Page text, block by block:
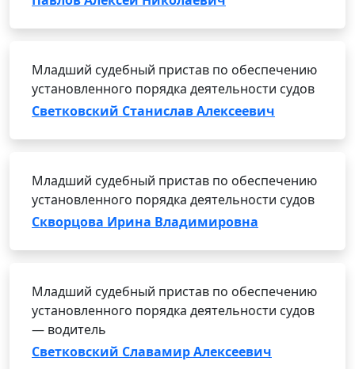
Младший судебный пристав по обеспечению
установленного порядка деятельности судов
Светковский Станислав Алексеевич
Младший судебный пристав по обеспечению
установленного порядка деятельности судов
Скворцова Ирина Владимировна
Младший судебный пристав по обеспечению
установленного порядка деятельности судов
— водитель
Светковский Славамир Алексеевич